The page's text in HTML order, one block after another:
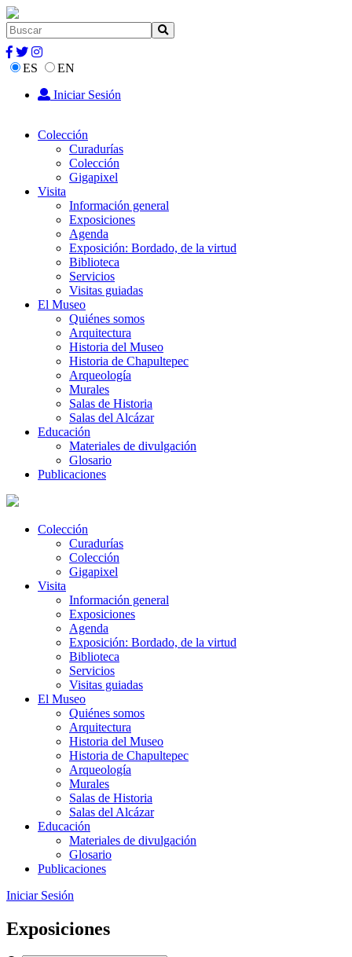
ES
EN
Iniciar Sesión
Colección
Curadurías
Colección
Gigapixel
Visita
Información general
Exposiciones
Agenda
Exposición: Bordado, de la virtud
Biblioteca
Servicios
Visitas guiadas
El Museo
Quiénes somos
Arquitectura
Historia del Museo
Historia de Chapultepec
Arqueología
Murales
Salas de Historia
Salas del Alcázar
Educación
Materiales de divulgación
Glosario
Publicaciones
Colección
Curadurías
Colección
Gigapixel
Visita
Información general
Exposiciones
Agenda
Exposición: Bordado, de la virtud
Biblioteca
Servicios
Visitas guiadas
El Museo
Quiénes somos
Arquitectura
Historia del Museo
Historia de Chapultepec
Arqueología
Murales
Salas de Historia
Salas del Alcázar
Educación
Materiales de divulgación
Glosario
Publicaciones
Iniciar Sesión
Exposiciones